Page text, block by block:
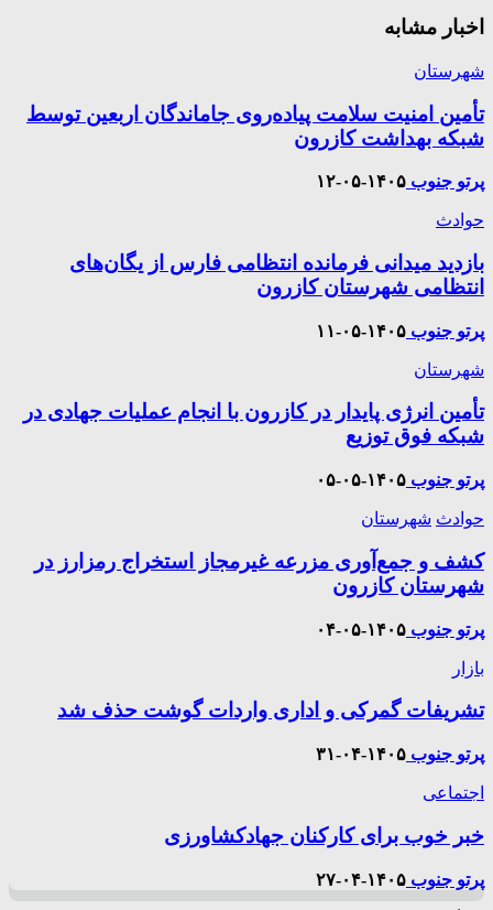
اخبار مشابه
شهرستان
تأمین امنیت سلامت پیاده‌روی جاماندگان اربعین توسط
شبکه بهداشت کازرون
پرتو جنوب ۱۴۰۵-۰۵-۱۲
حوادث
بازدید میدانی فرمانده انتظامی فارس از یگان‌های
انتظامی شهرستان کازرون
پرتو جنوب ۱۴۰۵-۰۵-۱۱
شهرستان
تأمین انرژی پایدار در کازرون با انجام عملیات جهادی در
شبکه فوق توزیع
پرتو جنوب ۱۴۰۵-۰۵-۰۵
حوادث شهرستان
کشف و جمع‌آوری مزرعه غیرمجاز استخراج رمز‌ارز در
شهرستان کازرون
پرتو جنوب ۱۴۰۵-۰۵-۰۴
بازار
تشریفات گمرکی و اداری واردات گوشت حذف شد
پرتو جنوب ۱۴۰۵-۰۴-۳۱
اجتماعی
خبر خوب برای کارکنان جهادکشاورزی
پرتو جنوب ۱۴۰۵-۰۴-۲۷